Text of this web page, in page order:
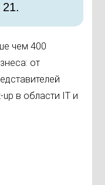
чем 400
от
в области IT и